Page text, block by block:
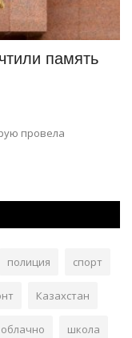
память
провела
полиция спорт
Казахстан
облачно школа